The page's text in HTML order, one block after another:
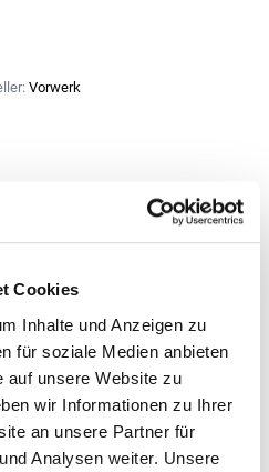
Cookies
Inhalte und Anzeigen zu
für soziale Medien anbieten
auf unsere Website zu
wir Informationen zu Ihrer
an unsere Partner für
Analysen weiter. Unsere
Vorwerk
gekauft haben, kauften
haben, kauften auch folgende